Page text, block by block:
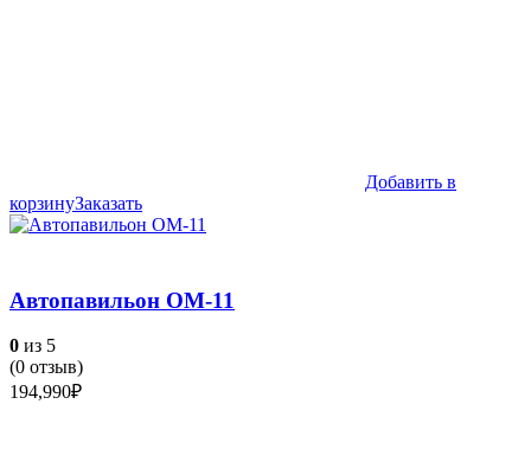
Добавить в
корзинуЗаказать
Автопавильон ОМ-11
0 из 5
(0 отзыв)
194,990₽